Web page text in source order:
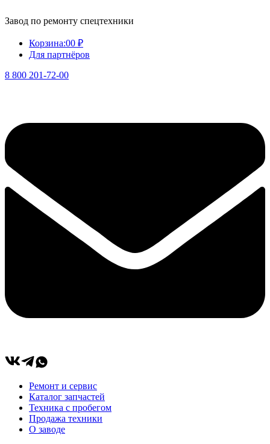
Завод по ремонту спецтехники
Корзина:00 ₽
Для партнёров
8 800 201-72-00
Ремонт и сервис
Каталог запчастей
Техника с пробегом
Продажа техники
О заводе